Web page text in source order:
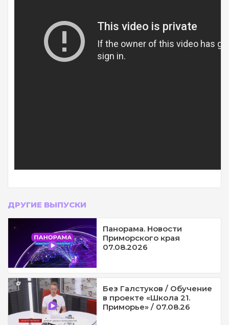
ДРУГИЕ ВЫПУСКИ
Панорама. Новости
Приморского края
07.08.2026
Без Галстуков / Обучение
в проекте «Школа 21.
Приморье» / 07.08.26